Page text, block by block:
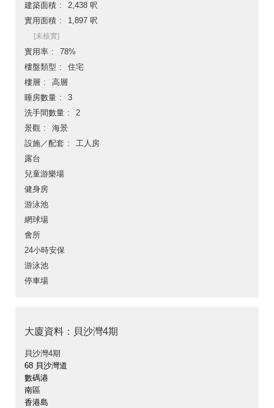
建築面積
2,438 呎
實用面積
1,897 呎
[未核實]
實用率
78%
樓盤類型
住宅
樓層
高層
睡房數量
3
洗手間數量
2
景觀
海景
設施／配套
工人房
露台
兒童游樂場
健身房
游泳池
網球場
會所
24小時安保
游泳池
停車場
大廈資料：貝沙灣4期
貝沙灣4期
68 貝沙灣道
數碼港
南區
香港島